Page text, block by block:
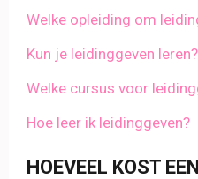
Welke opleiding om
Kun je leidinggeven leren?
Welke cursus voor
Hoe leer ik leidinggeven?
HOEVEEL KOST EEN